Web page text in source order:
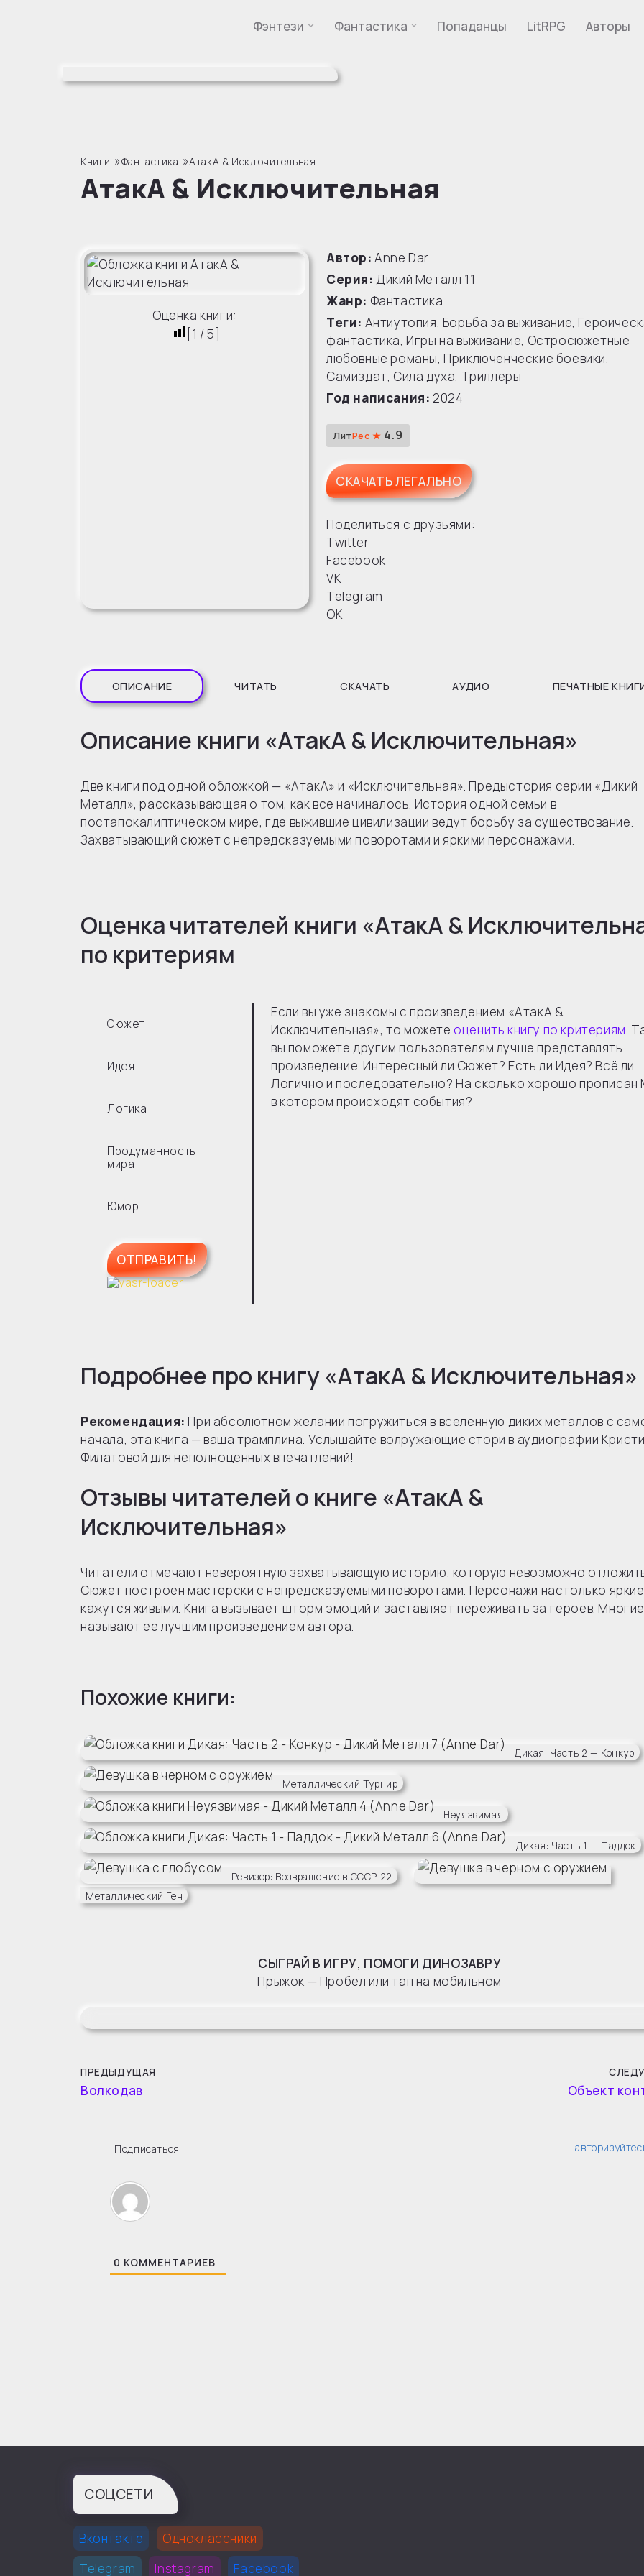
Фэнтези Фантастика Попаданцы LitRPG Авторы
Книги »Фантастика »АтакА & Исключительная
АтакА & Исключительная
Оценка книги:
1 /5
Автор: Anne Dar
Серия: Дикий Металл 11
Жанр: Фантастика
Теги: Антиутопия, Борьба за выживание,
фантастика, Игры на выживание, Остросюжетные
любовные романы, Приключенческие боевики,
Самиздат, Сила духа, Триллеры
Год написания: 2024
ЛитРес ★ 4.9
СКАЧАТЬ ЛЕГАЛЬНО
Поделиться с друзьями:
Twitter
Facebook
VK
Telegram
OK
ОПИСАНИЕ
Описание книги «АтакА & Исключительная»
Две книги под одной обложкой — «АтакА» и «Исключительная». Предыстория серии «Дикий
Металл», рассказывающая о том, как все начиналось. История одной семьи в
постапокалиптическом мире, где выжившие цивилизации ведут борьбу за существование.
Захватывающий сюжет с непредсказуемыми поворотами и яркими персонажами.
ЧИТАТЬ СКАЧАТЬ АУДИО ПЕЧАТНЫЕ
Оценка читателей книги «АтакА &
по критериям
Сюжет
Идея
Логика
Продуманность
мира
Юмор
Если вы уже знакомы с произведением «АтакА &
Исключительная», то можете оценить книгу по критериям.
вы поможете другим пользователям лучше представлять
произведение. Интересный ли Сюжет? Есть ли Идея? Всё ли
Логично и последовательно? На сколько хорошо прописан
в котором происходят события?
Подробнее про книгу «АтакА & Исключительная»
Рекомендация: При абсолютном желании погружиться в вселенную диких металлов с
начала, эта книга — ваша трамплина. Услышайте волружающие стори в аудиографии
Филатовой для неполноценных впечатлений!
Отзывы читателей о книге «АтакА &
Исключительная»
Читатели отмечают невероятную захватывающую историю, которую невозможно
Сюжет построен мастерски с непредсказуемыми поворотами. Персонажи настолько
кажутся живыми. Книга вызывает шторм эмоций и заставляет переживать за героев. Многие
называют ее лучшим произведением автора.
Похожие книги:
Дикая: Часть 2 — Конкур
Металлический Турнир
Неуязвимая
Дикая: Часть 1 — Паддок
Ревизор: Возвращение в СССР 22
Металлический Ген
СЫГРАЙ В ИГРУ, ПОМОГИ ДИНОЗАВРУ
Прыжок — Пробел или тап на мобильном
ПРЕДЫДУЩАЯ
Волкодав Объект
Подписаться
0 КОММЕНТАРИЕВ
СОЦСЕТИ
Вконтакте
Одноклассники
Telegram
Instagram Facebook